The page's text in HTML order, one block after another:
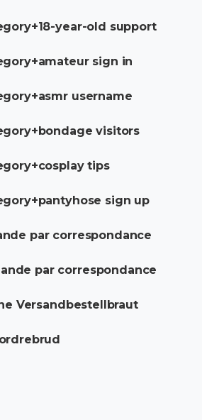
year-old support
sign in
username
visitors
tips
sign up
par correspondance
par correspondance
Versandbestellbraut